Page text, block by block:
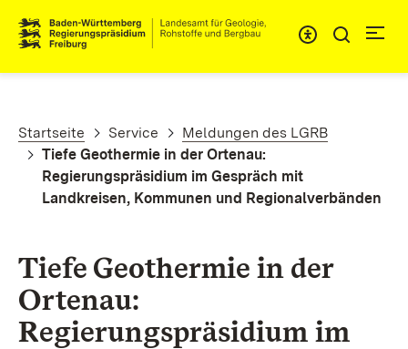
Pfadnavigation
Startseite Service
Meldungen des LGRB
Tiefe Geothermie in der Ortenau:
Regierungspräsidium im Gespräch mit
Landkreisen, Kommunen und Regionalverbänden
Tiefe Geothermie in der
Ortenau:
Regierungspräsidium im